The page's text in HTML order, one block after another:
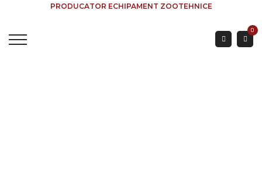
PRODUCATOR ECHIPAMENT ZOOTEHNICE
0